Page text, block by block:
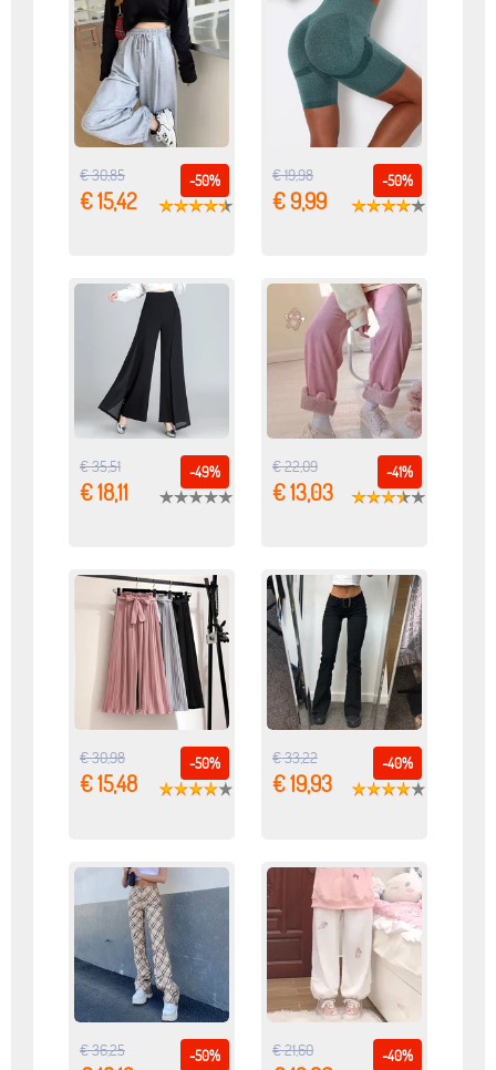
-50%
€ 30,85
€ 15,42
-50%
€ 19,98
€ 9,99
-49%
€ 35,51
€ 18,11
-41%
€ 22,09
€ 13,03
-50%
€ 30,98
€ 15,48
-40%
€ 33,22
€ 19,93
-50%
€ 36,25 -40%
€ 21,60